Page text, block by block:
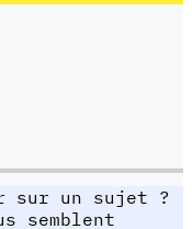
sur un sujet ?
semblent